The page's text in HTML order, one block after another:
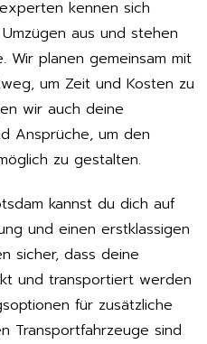
kennen sich
aus und stehen
Wir planen gemeinsam mit
um Zeit und Kosten zu
wir auch deine
Ansprüche, um den
zu gestalten.
kannst du dich auf
und einen erstklassigen
sicher, dass deine
und transportiert werden
für zusätzliche
Transportfahrzeuge sind